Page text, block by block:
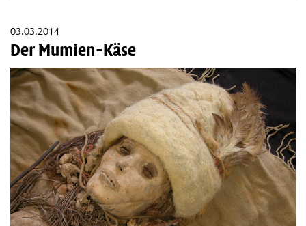
03.03.2014
Der Mumien-Käse